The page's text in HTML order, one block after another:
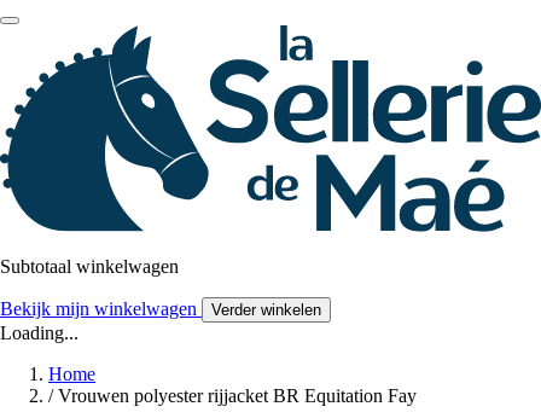
Subtotaal winkelwagen
Bekijk mijn winkelwagen Verder winkelen
Loading...
Home
/ Vrouwen polyester rijjacket BR Equitation Fay